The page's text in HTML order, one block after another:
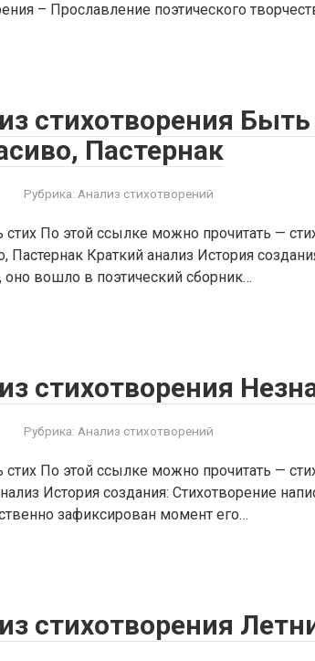
– Прославление поэтического
стихотворения
Пастернак
Рубрика: Анализ стихотворений
стих По этой ссылке можно прочитать —
Пастернак Краткий анализ История
оно вошло в поэтический сборник…
стихотворения
Рубрика: Анализ стихотворений
стих По этой ссылке можно прочитать —
История создания: Стихотворение
зафиксирован момент его…
стихотворения